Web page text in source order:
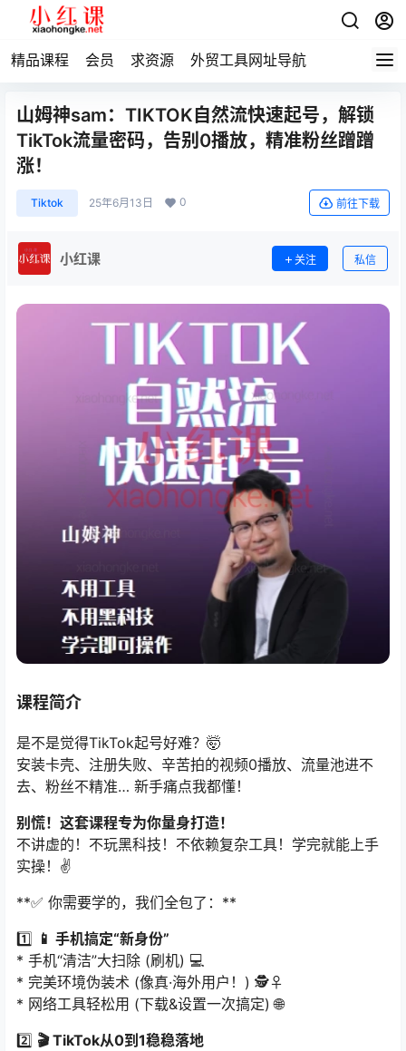
精品课程 会员 求资源 外贸工具网址导航
山姆神sam：TIKTOK自然流快速起号，解锁
TikTok流量密码，告别0播放，精准粉丝蹭蹭
涨！
Tiktok 25年6月13日 0 前往下载
小红课 关注 私信
课程简介
是不是觉得TikTok起号好难？🤯
安装卡壳、注册失败、辛苦拍的视频0播放、流量池进不
去、粉丝不精准… 新手痛点我都懂！
别慌！这套课程专为你量身打造！​
不讲虚的！不玩黑科技！不依赖复杂工具！学完就能上手
实操！✌️
​**✅ 你需要学的，我们全包了：​**​
1️⃣ ​ 📱 手机搞定“新身份”​
* 手机“清洁”大扫除 (刷机) 💻
* 完美环境伪装术 (像真·海外用户！) 🕵️♀️
* 网络工具轻松用 (下载&设置一次搞定) 🌐
2️⃣ ​ 🎬 TikTok从0到1稳稳落地